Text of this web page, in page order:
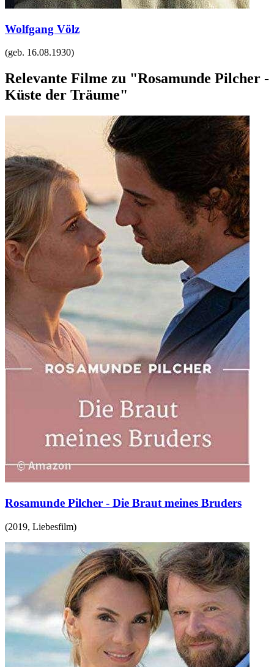
Wolfgang Völz
(geb. 16.08.1930)
Relevante Filme zu "Rosamunde Pilcher -
Küste der Träume"
Rosamunde Pilcher - Die Braut meines Bruders
(2019, Liebesfilm)